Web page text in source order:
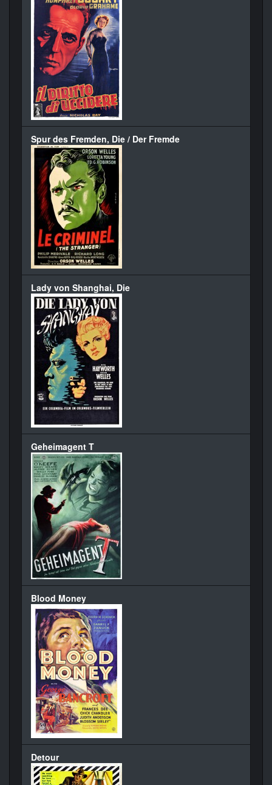
Spur des Fremden, Die / Der Fremde
Lady von Shanghai, Die
Geheimagent T
Blood Money
Detour